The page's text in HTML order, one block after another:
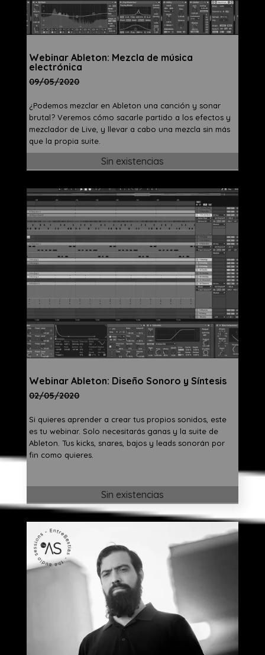
Webinar Ableton: Mezcla de música
electrónica
09/05/2020
¿Podemos mezclar en Ableton una canción y sonar
brutal? Veremos cómo sacarle partido a los efectos y
mezclador de Live, y llevar a cabo una mezcla sin más
que la propia suite.
Sin existencias
Webinar Ableton: Diseño Sonoro y Síntesis
02/05/2020
Si quieres aprender a crear tus propios sonidos, este
es tu webinar. Solo necesitarás ganas y la suite de
Ableton. Tus kicks, snares, bajos y leads sonorán por
fin como quieres.
Sin existencias